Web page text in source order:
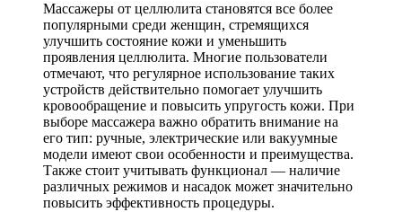
Массажеры от целлюлита становятся все более
популярными среди женщин, стремящихся
улучшить состояние кожи и уменьшить
проявления целлюлита. Многие пользователи
отмечают, что регулярное использование таких
устройств действительно помогает улучшить
кровообращение и повысить упругость кожи. При
выборе массажера важно обратить внимание на
его тип: ручные, электрические или вакуумные
модели имеют свои особенности и преимущества.
Также стоит учитывать функционал — наличие
различных режимов и насадок может значительно
повысить эффективность процедуры.